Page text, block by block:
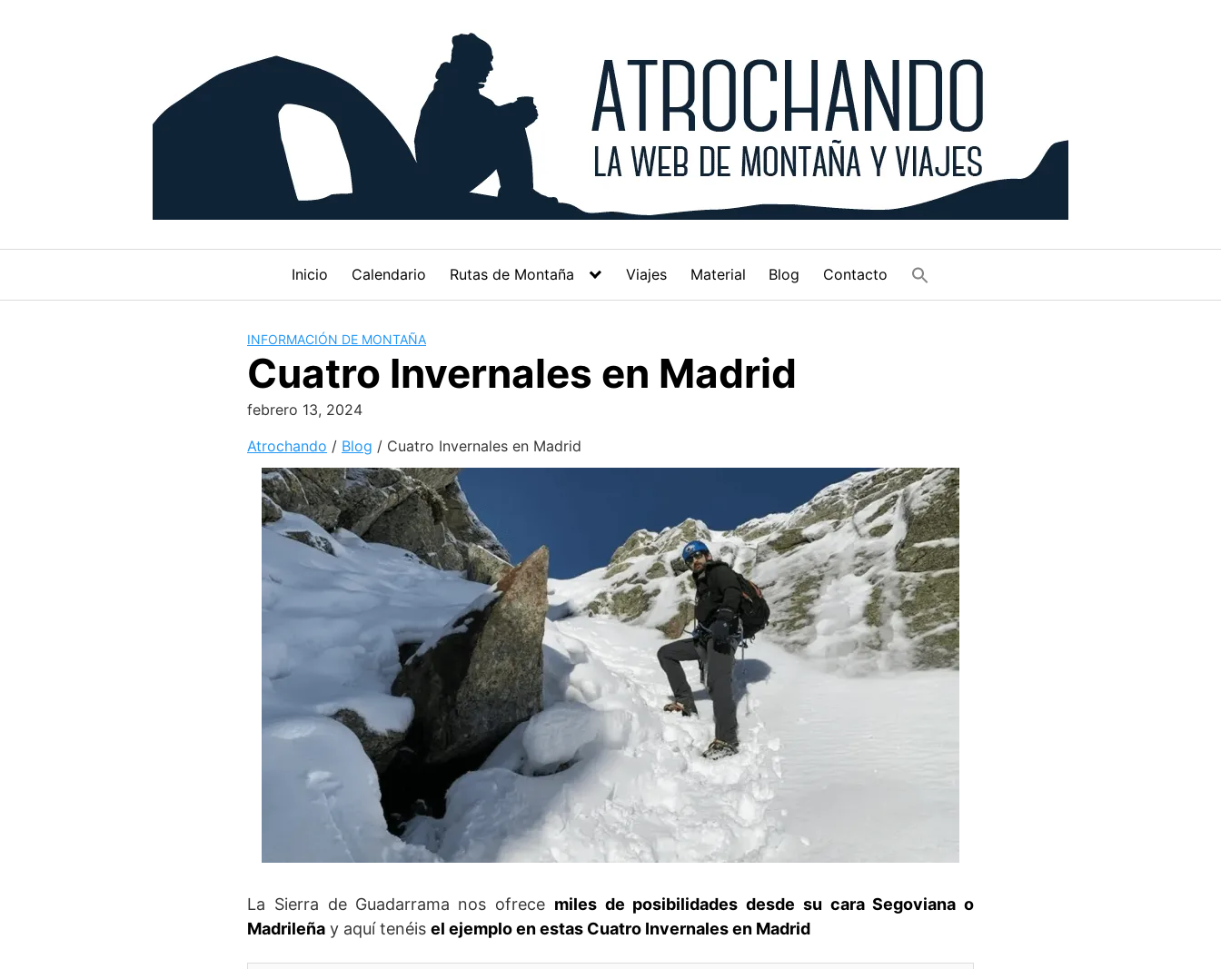
Inicio Calendario Rutas de Montaña Viajes Material Blog Contacto
INFORMACIÓN DE MONTAÑA
Cuatro Invernales en Madrid
febrero 13, 2024
Atrochando / Blog / Cuatro Invernales en Madrid
La Sierra de Guadarrama nos ofrece miles de posibilidades desde su cara Segoviana o
Madrileña y aquí tenéis el ejemplo en estas Cuatro Invernales en Madrid